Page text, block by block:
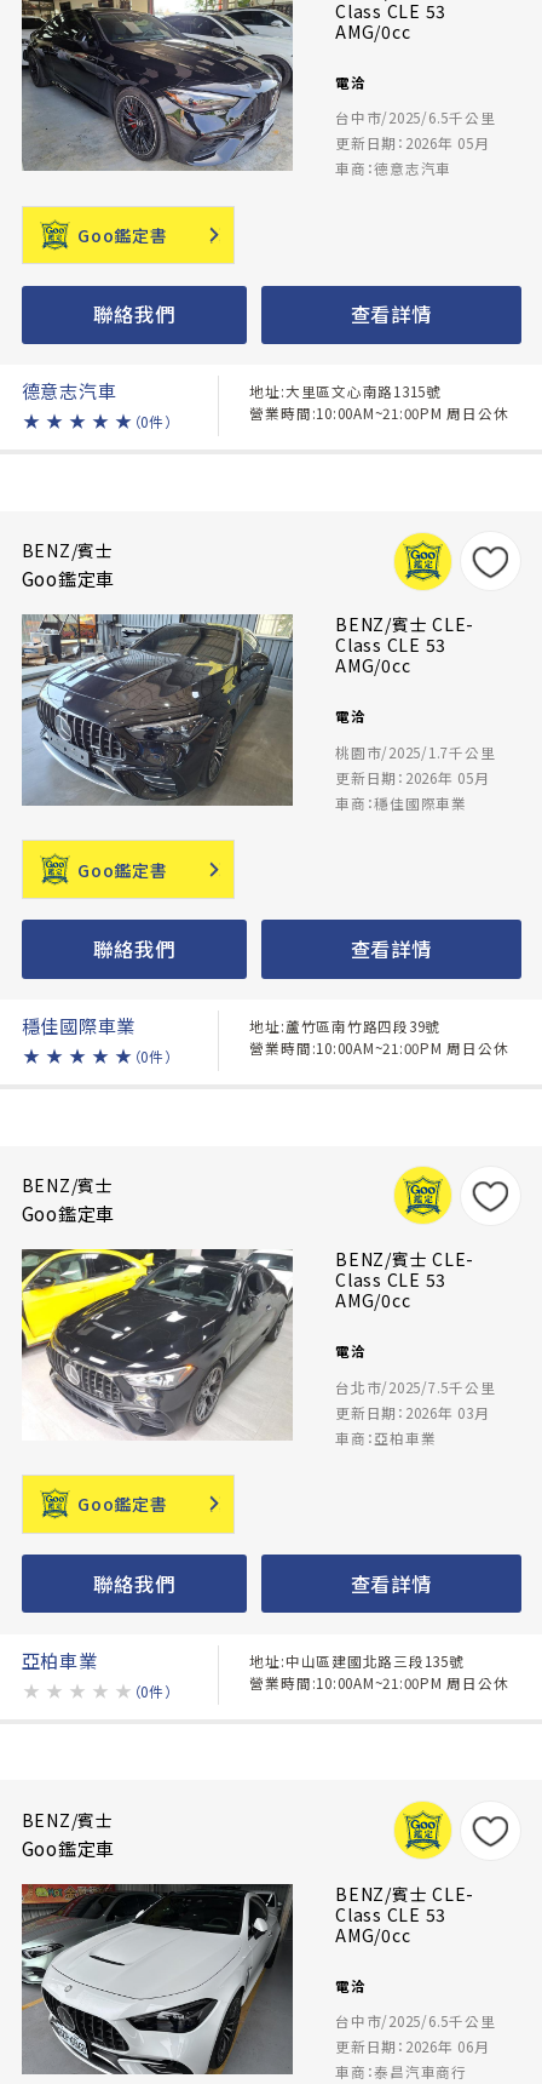
Class CLE 53
AMG/0cc
電洽
台中市/2025/6.5千公里
更新日期：2026年 05月
車商：德意志汽車
Goo鑑定書
聯絡我們 查看詳情
德意志汽車
★ ★ ★ ★ ★ （0件）
地址:大里區文心南路1315號
營業時間:10:00AM~21:00PM 周日公休
BENZ/賓士
Goo鑑定車
BENZ/賓士 CLE-
Class CLE 53
AMG/0cc
電洽
桃園市/2025/1.7千公里
更新日期：2026年 05月
車商：穩佳國際車業
Goo鑑定書
聯絡我們 查看詳情
穩佳國際車業
★ ★ ★ ★ ★ （0件）
地址:蘆竹區南竹路四段39號
營業時間:10:00AM~21:00PM 周日公休
BENZ/賓士
Goo鑑定車
BENZ/賓士 CLE-
Class CLE 53
AMG/0cc
電洽
台北市/2025/7.5千公里
更新日期：2026年 03月
車商：亞柏車業
Goo鑑定書
聯絡我們 查看詳情
亞柏車業
★ ★ ★ ★ ★ （0件）
地址:中山區建國北路三段135號
營業時間:10:00AM~21:00PM 周日公休
BENZ/賓士
Goo鑑定車
BENZ/賓士 CLE-
Class CLE 53
AMG/0cc
電洽
台中市/2025/6.5千公里
更新日期：2026年 06月
車商：泰昌汽車商行